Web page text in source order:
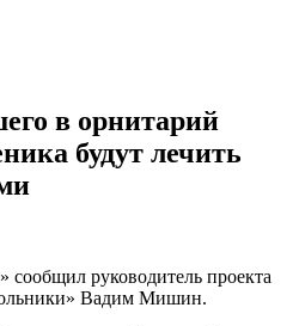
в орнитарий
будут лечить
сообщил руководитель проекта
Вадим Мишин.